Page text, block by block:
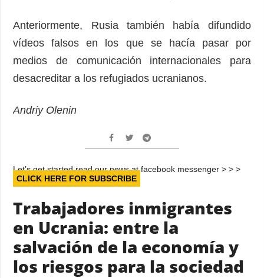
Anteriormente, Rusia también había difundido
vídeos falsos en los que se hacía pasar por
medios de comunicación internacionales para
desacreditar a los refugiados ucranianos.
Andriy Olenin
Let’s get started read our news at facebook messenger > > >
CLICK HERE FOR SUBSCRIBE
Trabajadores inmigrantes
en Ucrania: entre la
salvación de la economía y
los riesgos para la sociedad